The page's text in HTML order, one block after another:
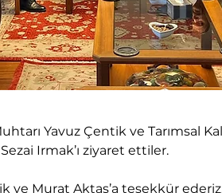
Yavuz Çentik ve Tarımsal
Irmak’ı ziyaret ettiler.
ve Murat Aktaş’a teşekkür